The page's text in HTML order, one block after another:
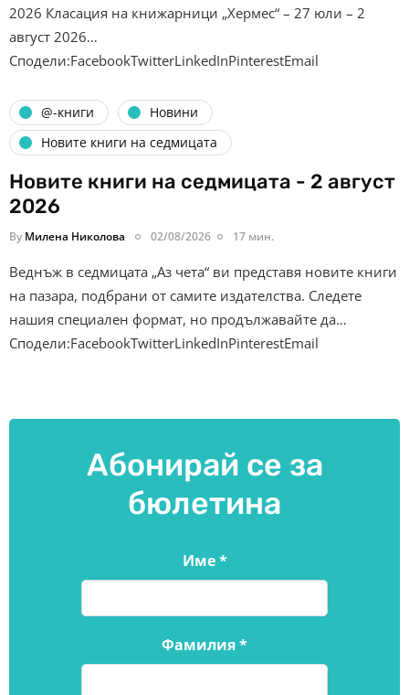
2026 Класация на книжарници „Хермес“ – 27 юли – 2
август 2026…
Сподели:FacebookTwitterLinkedInPinterestEmail
@-книги
Новини
Новите книги на седмицата
Новите книги на седмицата - 2 август
2026
By Милена Николова 02/08/2026 17 мин.
Веднъж в седмицата „Аз чета“ ви представя новите книги
на пазара, подбрани от самите издателства. Следете
нашия специален формат, но продължавайте да…
Сподели:FacebookTwitterLinkedInPinterestEmail
Абонирай се за
бюлетина
Име*
Фамилия*